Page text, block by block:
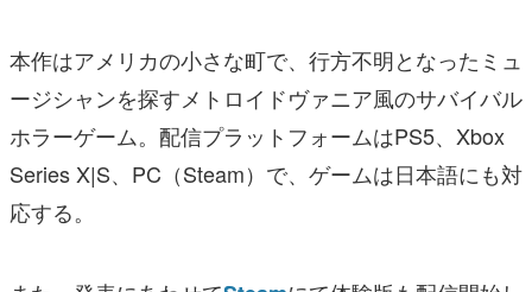
本作はアメリカの小さな町で、行方不明となったミュ
ージシャンを探すメトロイドヴァニア風のサバイバル
ホラーゲーム。配信プラットフォームはPS5、Xbox
Series X|S、PC（Steam）で、ゲームは日本語にも対
応する。